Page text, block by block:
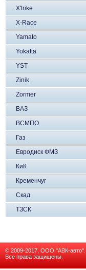
X'trike
X-Race
Yamato
Yokatta
YST
Zinik
Zormer
ВАЗ
ВСМПО
Газ
Евродиск ФМЗ
КиК
Кременчуг
Скад
ТЗСК
© 2009-2017, ООО "АВК-авто".
Все права защищены.